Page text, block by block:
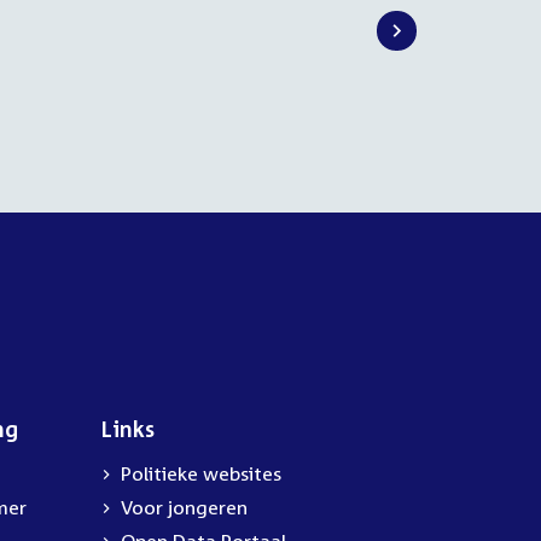
Links
Politieke websites
Voor jongeren